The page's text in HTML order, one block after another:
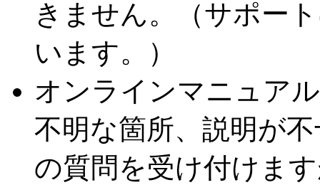
きません。（サポー
います。）
オンラインマニュア
不明な箇所、説明が
の質問を受け付けま